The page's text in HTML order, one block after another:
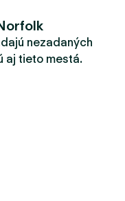
nezadaných
aj tieto mestá.